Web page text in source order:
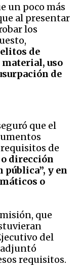
un poco más
al presentar
los
de
uso
de
que el
de
dirección
y en
o
que
del
requisitos.